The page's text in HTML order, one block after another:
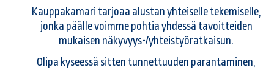
Kauppakamari tarjoaa alustan yhteiselle tekemiselle,
jonka päälle voimme pohtia yhdessä tavoitteiden
mukaisen näkyvyys-/yhteistyöratkaisun.
Olipa kyseessä sitten tunnettuuden parantaminen,